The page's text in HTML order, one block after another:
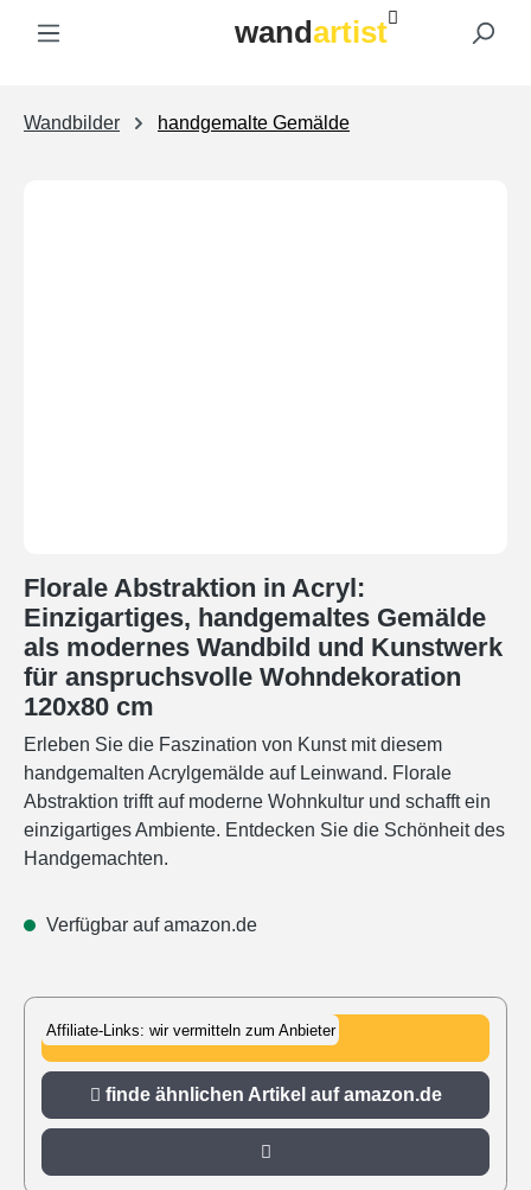
Zum Hauptinhalt springen wandartist
Wandbilder handgemalte Gemälde
Florale Abstraktion in Acryl:
Einzigartiges, handgemaltes Gemälde
als modernes Wandbild und Kunstwerk
für anspruchsvolle Wohndekoration
120x80 cm
Erleben Sie die Faszination von Kunst mit diesem
handgemalten Acrylgemälde auf Leinwand. Florale
Abstraktion trifft auf moderne Wohnkultur und schafft ein
einzigartiges Ambiente. Entdecken Sie die Schönheit des
Handgemachten.
Verfügbar auf amazon.de
Affiliate-Links: wir vermitteln zum Anbieter
zu amazon.de
finde ähnlichen Artikel auf amazon.de